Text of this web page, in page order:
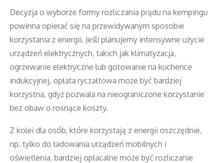
Decyzja o wyborze formy rozliczania prądu na kempingu
powinna opierać się na przewidywanym sposobie
korzystania z energii. Jeśli planujemy intensywne użycie
urządzeń elektrycznych, takich jak klimatyzacja,
ogrzewanie elektryczne lub gotowanie na kuchence
indukcyjnej, opłata ryczałtowa może być bardziej
korzystna, gdyż pozwala na nieograniczone korzystanie
bez obaw o rosnące koszty.
Z kolei dla osób, które korzystają z energii oszczędnie,
np. tylko do ładowania urządzeń mobilnych i
oświetlenia, bardziej opłacalne może być rozliczanie